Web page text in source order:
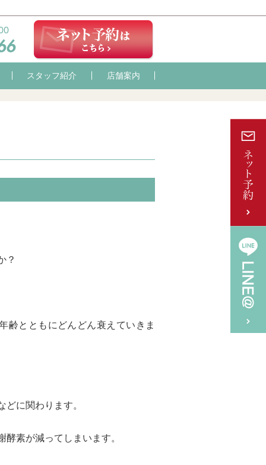
スタッフ紹介 店舗案内
？
齢とともにどんどん衰えていきま
に関わります。
素が減ってしまいます。